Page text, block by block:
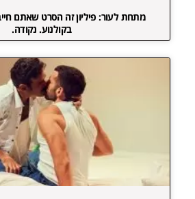
מתחת לעור: פיליון זה הסרט שאתם
בקולנוע. נקודה.